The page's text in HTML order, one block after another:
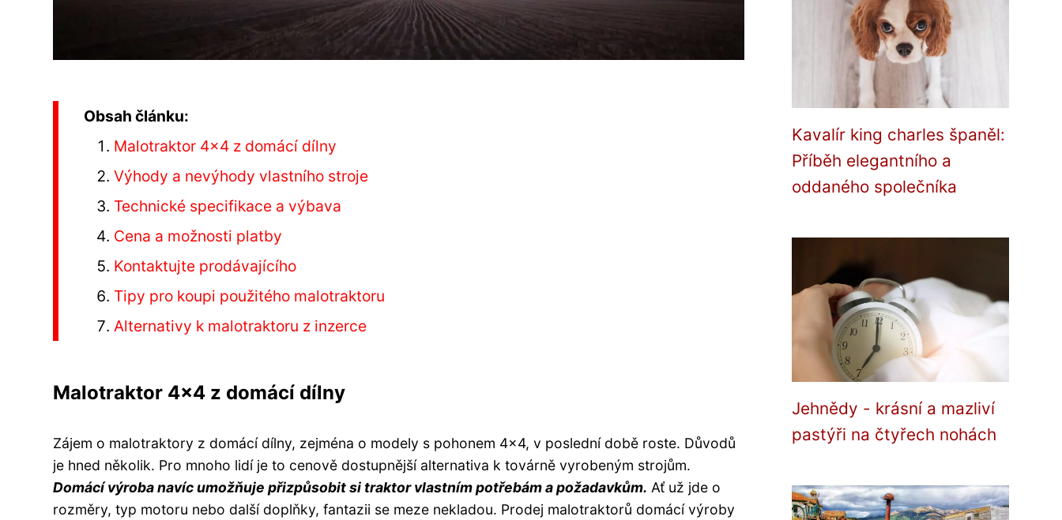
Obsah článku:
Malotraktor 4x4 z domácí dílny
Výhody a nevýhody vlastního stroje
Technické specifikace a výbava
Cena a možnosti platby
Kontaktujte prodávajícího
Tipy pro koupi použitého malotraktoru
Alternativy k malotraktoru z inzerce
Malotraktor 4x4 z domácí dílny
Zájem o malotraktory z domácí dílny, zejména o modely s pohonem 4x4, v poslední době roste. Důvodů
je hned několik. Pro mnoho lidí je to cenově dostupnější alternativa k továrně vyrobeným strojům.
Domácí výroba navíc umožňuje přizpůsobit si traktor vlastním potřebám a požadavkům. Ať už jde o
rozměry, typ motoru nebo další doplňky, fantazii se meze nekladou. Prodej malotraktorů domácí výroby
Kavalír king charles španěl:
Příběh elegantního a
oddaného společníka
Jehnědy - krásní a mazliví
pastýři na čtyřech nohách